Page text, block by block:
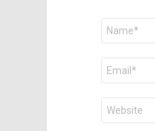
Name
E-
Mail
*
Website